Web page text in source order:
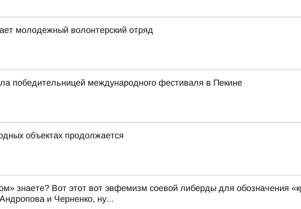
молодежный волонтерский отряд
победительницей международного фестиваля в Пекине
объектах продолжается
знаете? Вот этот вот эвфемизм соевой либерды для обозначения
и Черненко, ну...